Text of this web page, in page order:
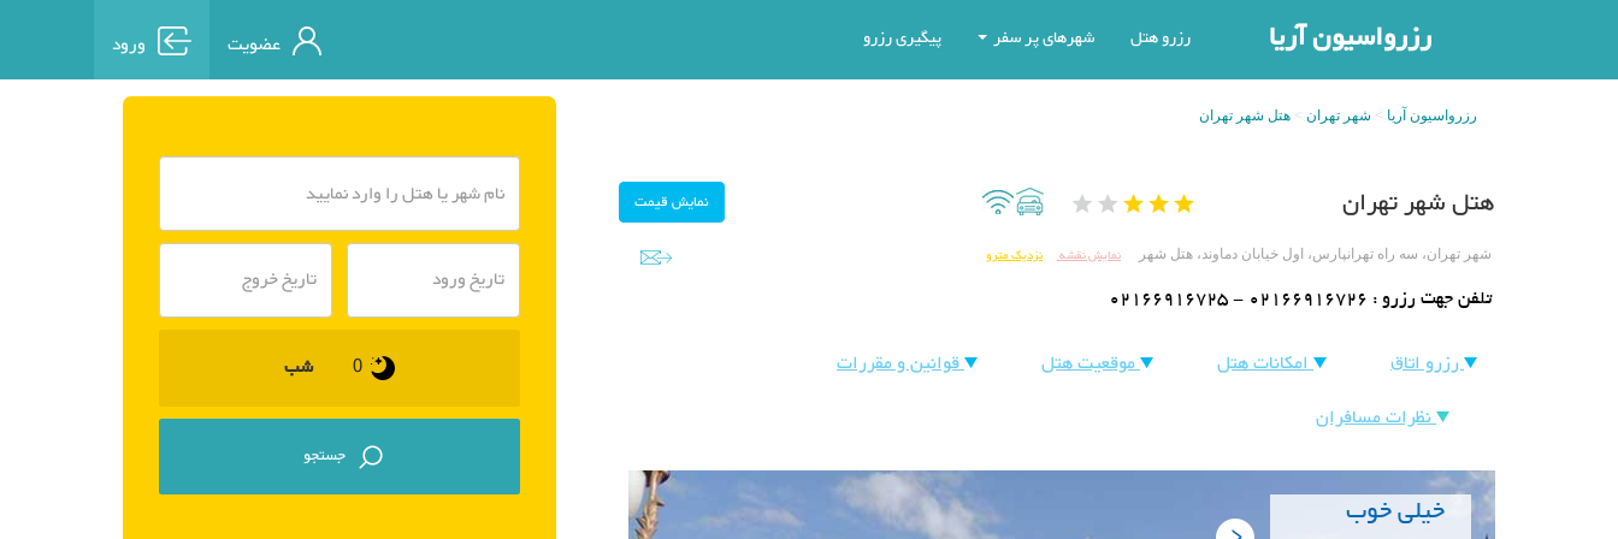
رزرواسیون آریا رزرو هتل شهرهای پر سفر پیگیری رزرو عضویت ورود
رزرواسیون آریا شهر تهران هتل شهر تهران
هتل شهر تهران
شهر تهران، سه راه تهرانپارس، اول خیابان دماوند، هتل شهر نمایش نقشه نزدیک مترو
تلفن جهت رزرو : 02166916725 - 02166916726
رزرو اتاق امکانات هتل موقعیت هتل
قوانین و مقررات
نظرات مسافران
خیلی خوب
شب